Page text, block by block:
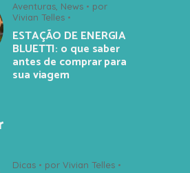
Aventuras News
por
Vivian Telles
ESTAÇÃO DE ENERGIA
BLUETTI: o que saber
antes de comprar para
sua viagem
Dicas por Vivian Telles